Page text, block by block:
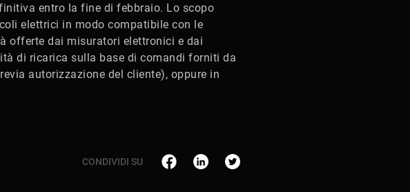
entro la fine di febbraio. Lo scopo
elettrici in modo compatibile con le
offerte dai misuratori elettronici e dai
di ricarica sulla base di comandi forniti da
autorizzazione del cliente), oppure in
CONDIVIDI SU